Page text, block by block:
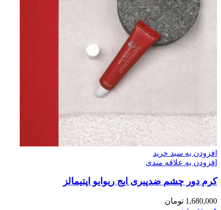
افزودن به سبد خرید
افزودن به علاقه مندی
کرم دور چشم ضدپیری ایج ریوایو اپتیمالز
1,680,000 تومان